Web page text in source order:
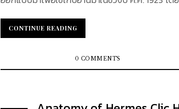
ด้านคุณภาพที่โดดเด่น ความใส่ใจในรายละเอียด และก
ใช้วัสดุที่ดีที่สุด เช่น หนัง ผ้าไหม และแคชเมียร์ เหตุผล
เนื่องมาจากประวัติศาสตร์อันยาวนานและมรดกอัน
ยาวนาน แบรนด์นี้ได้รับการสืบทอดจากรุ่นเดียวกัน
(Ettore Buggati) ตัดสินใจออกแบบกระเป๋ารุ่นนี้ใหม่ใ
งานง่ายมากขึ้น จนต่อมาในปี ค.ศ. 1930 โครแบร์ ดูมา
ครั้งและให้ชื่อว่า sac a courroie pour dames กระทั่งได้
รับชื่อเสียงโด่งดังอันสุดขีด เมื่อครั้งที่เจ้าหญิง เกร
CONTINUE READING
CONTINUE READING
0 COMMENTS